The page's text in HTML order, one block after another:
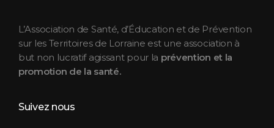
L’Association de Santé, d’Éducation et de Prévention
sur les Territoires de Lorraine est une association à
but non lucratif agissant pour la prévention et la
promotion de la santé.
Suivez nous